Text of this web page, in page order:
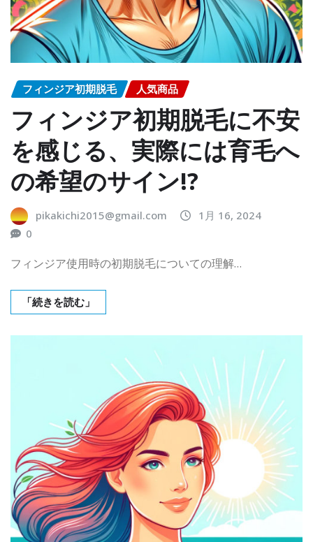
フィンジア初期脱毛 人気商品
フィンジア初期脱毛に不安
を感じる、実際には育毛へ
の希望のサイン!?
pikakichi2015@gmail.com
1月 16, 2024
0
フィンジア使用時の初期脱毛についての理解…
「続きを読む」